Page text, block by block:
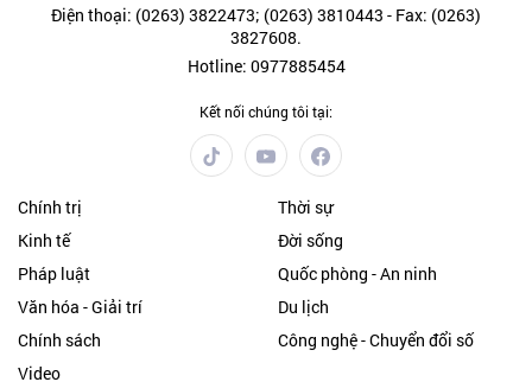
Điện thoại: (0263) 3822473; (0263) 3810443 - Fax: (0263)
3827608.
Hotline: 0977885454
Kết nối chúng tôi tại:
Chính trị
Thời sự
Kinh tế
Đời sống
Pháp luật
Quốc phòng - An ninh
Văn hóa - Giải trí
Du lịch
Chính sách
Công nghệ - Chuyển đổi số
Video